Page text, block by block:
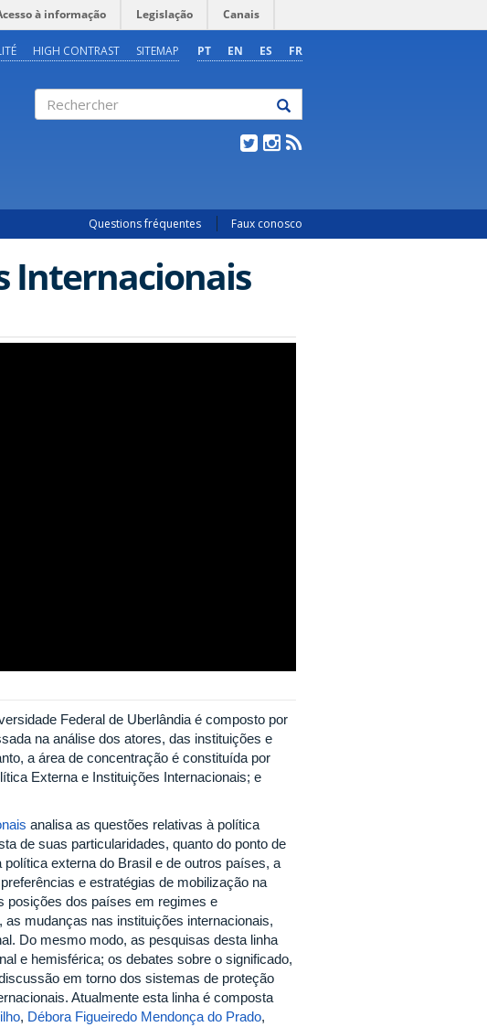
à informação Legislação Canais
PT EN ES FR
HIGH CONTRAST SITEMAP
Questions fréquentes Faux conosco
Internacionais
Federal de Uberlândia é composto por
na análise dos atores, das instituições e
a área de concentração é constituída por
Externa e Instituições Internacionais; e
analisa as questões relativas à política
de suas particularidades, quanto do ponto de
externa do Brasil e de outros países, a
e estratégias de mobilização na
posições dos países em regimes e
mudanças nas instituições internacionais,
Do mesmo modo, as pesquisas desta linha
e hemisférica; os debates sobre o significado,
em torno dos sistemas de proteção
Atualmente esta linha é composta
, Débora Figueiredo Mendonça do Prado,